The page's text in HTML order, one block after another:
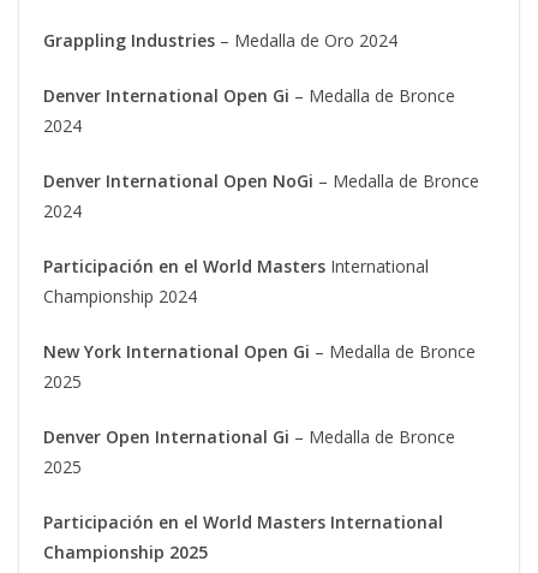
Grappling Industries – Medalla de Oro 2024
Denver International Open Gi – Medalla de Bronce
2024
Denver International Open NoGi – Medalla de Bronce
2024
Participación en el World Masters International
Championship 2024
New York International Open Gi – Medalla de Bronce
2025
Denver Open International Gi – Medalla de Bronce
2025
Participación en el World Masters International
Championship 2025